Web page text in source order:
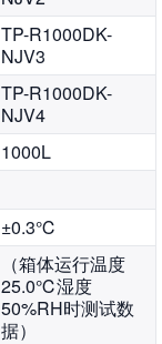
TP-R1000DK-
NJV3
TP-R1000DK-
NJV4
1000L
±0.3℃
（箱体运行温度
25.0℃湿度
50%RH时测试数
据）